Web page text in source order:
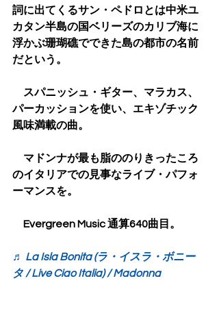
詞に出てくるサン・ペドロとは中米ユ
カタン半島の国ベリーズのカリブ海に
浮かぶ珊瑚礁でできた島の都市の名前
だという。
スパニッシュ・ギター、マラカス、
パーカッションを使い、エキゾチック
風味満載の曲。
マドンナが最も脂ののりきったころ
のイタリアでの見事なライブ・パフォ
ーマンスを。
Evergreen Music 通算640曲目。
♬ La Isla Bonita (ラ・イスラ・ボニー
タ / Live Ciao Italia) / Madonna